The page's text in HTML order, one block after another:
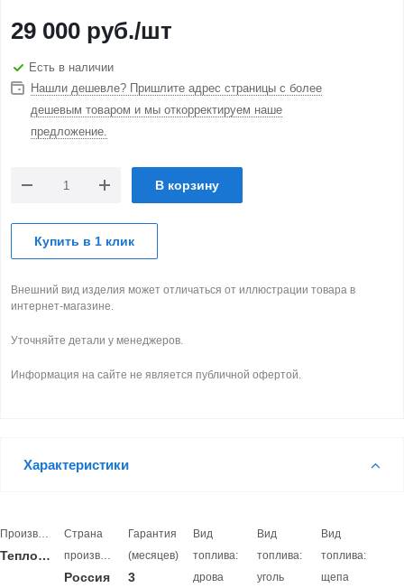
29 000 руб./шт
Есть в наличии
Нашли дешевле? Пришлите адрес страницы с более
дешевым товаром и мы откорректируем наше
предложение.
В корзину
Купить в 1 клик
Внешний вид изделия может отличаться от иллюстрации товара в
интернет-магазине.
Уточняйте детали у менеджеров.
Информация на сайте не является публичной офертой.
Характеристики
Производитель
Теплодар
Страна
производитель
Россия
Гарантия
(месяцев)
3
Вид
топлива:
дрова
Вид
топлива:
уголь
Вид
топлива:
щепа